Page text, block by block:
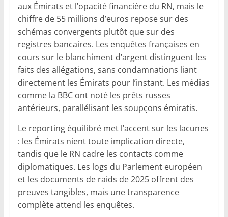
aux Émirats et l’opacité financière du RN, mais le
chiffre de 55 millions d’euros repose sur des
schémas convergents plutôt que sur des
registres bancaires. Les enquêtes françaises en
cours sur le blanchiment d’argent distinguent les
faits des allégations, sans condamnations liant
directement les Émirats pour l’instant. Les médias
comme la BBC ont noté les prêts russes
antérieurs, parallélisant les soupçons émiratis.
Le reporting équilibré met l’accent sur les lacunes
: les Émirats nient toute implication directe,
tandis que le RN cadre les contacts comme
diplomatiques. Les logs du Parlement européen
et les documents de raids de 2025 offrent des
preuves tangibles, mais une transparence
complète attend les enquêtes.